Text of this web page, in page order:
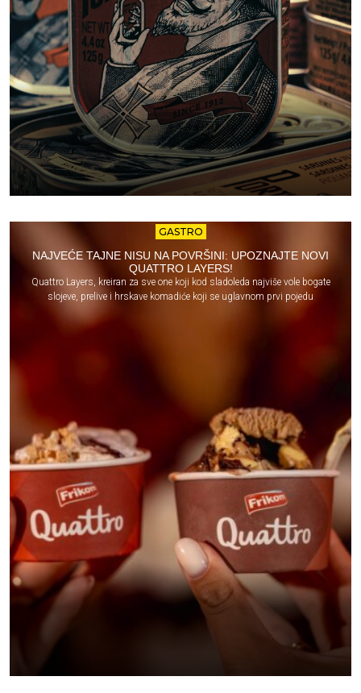
GASTRO
NAJVEĆE TAJNE NISU NA POVRŠINI: UPOZNAJTE NOVI
QUATTRO LAYERS!
Quattro Layers, kreiran za sve one koji kod sladoleda najviše vole bogate
slojeve, prelive i hrskave komadiće koji se uglavnom prvi pojedu